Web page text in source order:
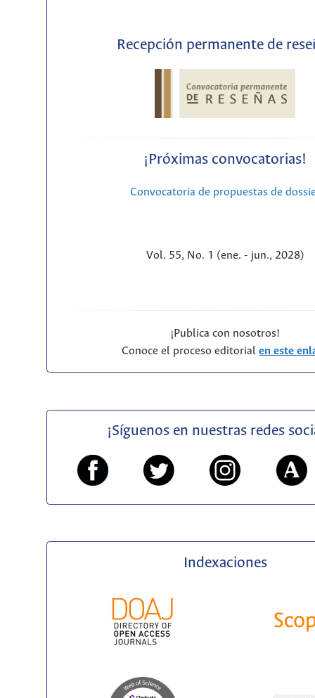
Recepción permanente de
¡Próximas convocatorias!
Convocatoria de propuestas de
Vol. 55, No. 1 (ene. - jun., 2028)
¡Publica con nosotros!
Conoce el proceso editorialen este
¡Síguenos en nuestras redes
Indexaciones